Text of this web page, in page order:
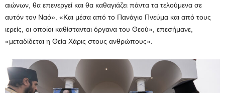
αιώνων, θα επενεργεί και θα καθαγιάζει πάντα τα τελούμενα σε
αυτόν τον Ναό». «Και μέσα από το Πανάγιο Πνεύμα και από τους
ιερείς, οι οποίοι καθίστανται όργανα του Θεού», επεσήμανε,
«μεταδίδεται η Θεία Χάρις στους ανθρώπους».